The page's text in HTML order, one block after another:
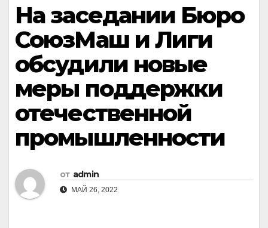
На заседании Бюро
СоюзМаш и Лиги
обсудили новые
меры поддержки
отечественной
промышленности
от admin
МАЙ 26, 2022